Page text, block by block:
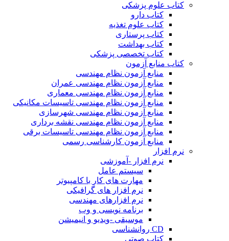
کتاب علوم پزشکی
کتاب دارو
کتاب علوم تغذیه
کتاب پرستاری
کتاب بهداشت
کتاب تخصصی پزشکی
کتاب منابع آزمون
منابع آزمون نظام مهندسی
منابع آزمون نظام مهندسی عمران
منابع آزمون نظام مهندسی معماری
منابع آزمون نظام مهندسی تاسیسات مکانیکی
منابع آزمون نظام مهندسی شهرسازی
منابع آزمون نظام مهندسی نقشه برداری
منابع آزمون نظام مهندسی تاسیسات برقی
منابع آزمون کارشناسی رسمی
نرم افزار
نرم افزار -آموزشی
سیستم عامل
مهارت های کار با کامپیوتر
نرم افزار های گرافیکی
نرم افزارهای مهندسی
برنامه نویسی و وب
موسیقی -ویدیو و انیمیشن
CD روانشناسی
کتاب صوتی